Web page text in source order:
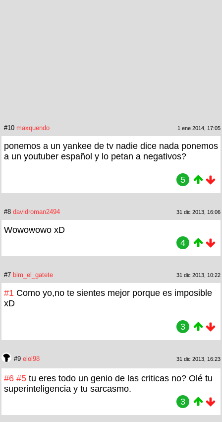
#10 maxquendo 1 ene 2014, 17:05
ponemos a un yankee de tv nadie dice nada ponemos
a un youtuber español y lo petan a negativos?
5
#8 davidroman2494 31 dic 2013, 16:06
Wowowowo xD
4
#7 bim_el_gatete 31 dic 2013, 10:22
#1 Como yo,no te sientes mejor porque es imposible
xD
3
#9 elol98 31 dic 2013, 16:23
#6 #5 tu eres todo un genio de las criticas no? Olé tu
superinteligencia y tu sarcasmo.
3